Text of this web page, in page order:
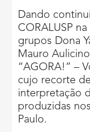
Dando
CORALUSP
grupos Dona
Mauro
“AGORA!” –
cujo recorte
interpretação
produzidas
Paulo.